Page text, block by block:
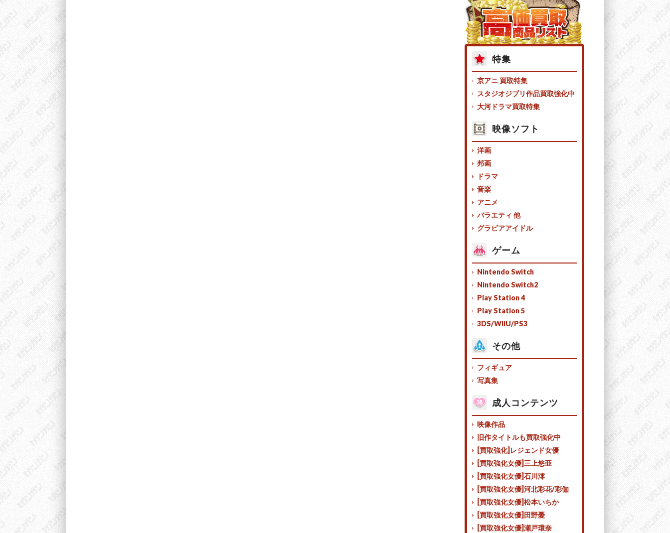
特集
京アニ 買取特集
スタジオジブリ作品買取強化中
大河ドラマ買取特集
映像ソフト
洋画
邦画
ドラマ
音楽
アニメ
バラエティ 他
グラビアアイドル
ゲーム
Nintendo Switch
Nintendo Switch2
Play Station 4
Play Station 5
3DS/WiiU/PS3
その他
フィギュア
写真集
成人コンテンツ
映像作品
旧作タイトルも買取強化中
[買取強化]レジェンド女優
[買取強化女優]三上悠亜
[買取強化女優]石川澪
[買取強化女優]河北彩花/彩伽
[買取強化女優]松本いちか
[買取強化女優]田野憂
[買取強化女優]瀬戸環奈